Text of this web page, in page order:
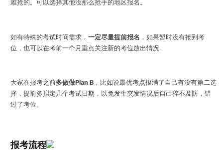
难抢的。可以选择其他没那么抢手的地区报名。
如有特殊的考试时间需求， 一定尽量提前报名 ，如果暂时没有抢到考
位，也可以在考前一个月重点关注新的考位放出情况。
大家在报考之前多做做Plan B，比如说最优考点报满了自己有没有第二选
择，提前多拟定几个考试日期，以免发生突发情况后自己猝不及防，错
过了考位。
报考流程